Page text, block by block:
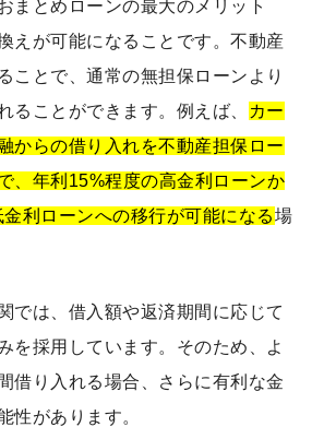
まとめローンの最大のメリット
えが可能になることです。不動産
ことで、通常の無担保ローンより
ることができます。例えば、
カー
からの借り入れを不動産担保ロー
、年利15%程度の高金利ローンか
利ローンへの移行が可能になる場
では、借入額や返済期間に応じて
を採用しています。そのため、よ
借り入れる場合、さらに有利な金
性があります。